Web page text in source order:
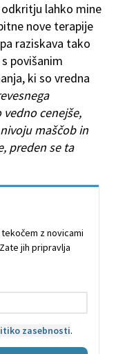
lahko mine
nove terapije
raziskava tako
povišanim
ki so vredna
cenejše,
maščob in
preden se ta
z novicami
jih pripravlja
zasebnosti.